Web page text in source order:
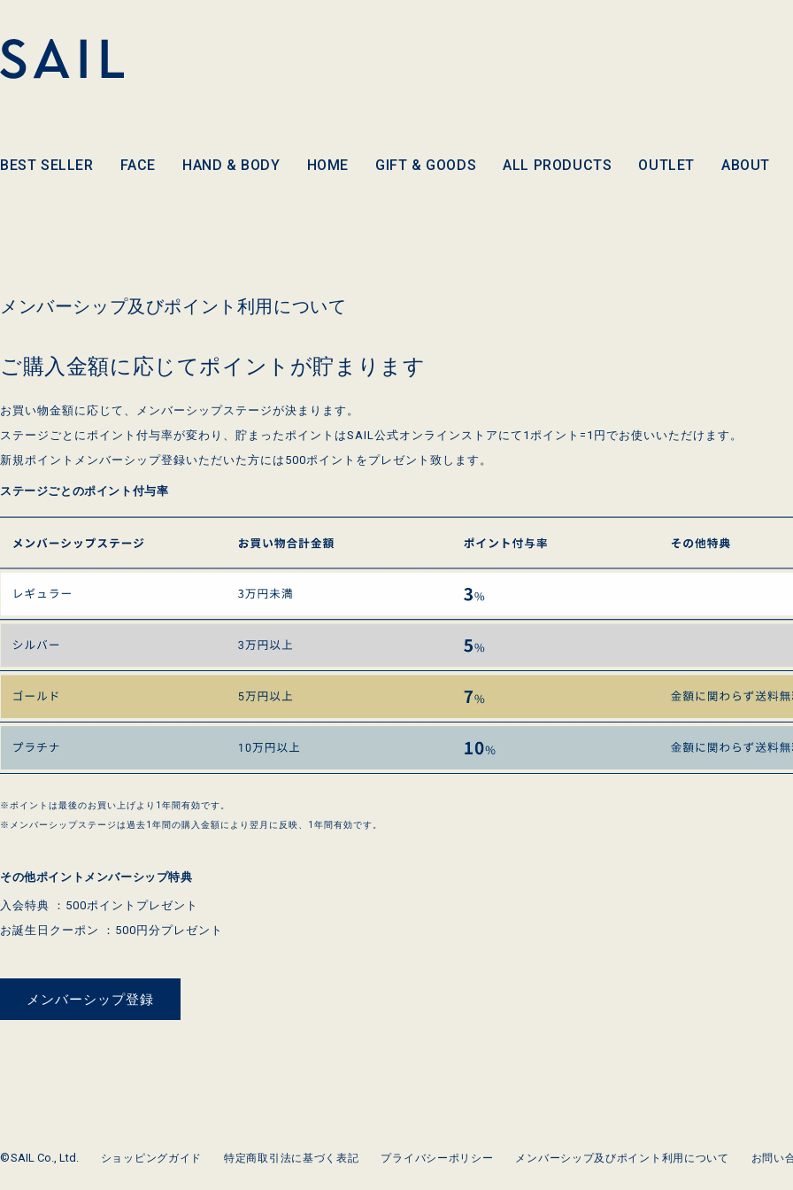
進む
BEST SELLER FACE HAND & BODY HOME GIFT & GOODS ALL PRODUCTS OUTLET ABOUT
メンバーシップ及びポイント利用について
ご購入金額に応じてポイントが貯まります
お買い物金額に応じて、メンバーシップステージが決まります。
ステージごとにポイント付与率が変わり、貯まったポイントはSAIL公式オンラインストアにて1ポイント=1円でお使いいただけます。
新規ポイントメンバーシップ登録いただいた方には500ポイントをプレゼント致します。
ステージごとのポイント付与率
※ポイントは最後のお買い上げより1年間有効です。
※メンバーシップステージは過去1年間の購入金額により翌月に反映、1年間有効です。
その他ポイントメンバーシップ特典
入会特典 ： 500ポイントプレゼント
お誕生日クーポン ： 500円分プレゼント
メンバーシップ登録
ショッピングガイド 特定商取引法に基づく表記 プライバシーポリシー メンバーシップ及びポイント利用について お問い
©SAIL Co., Ltd.